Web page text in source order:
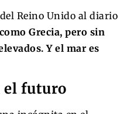
Reino Unido al diario
Grecia, pero sin
Y el mar es
el futuro